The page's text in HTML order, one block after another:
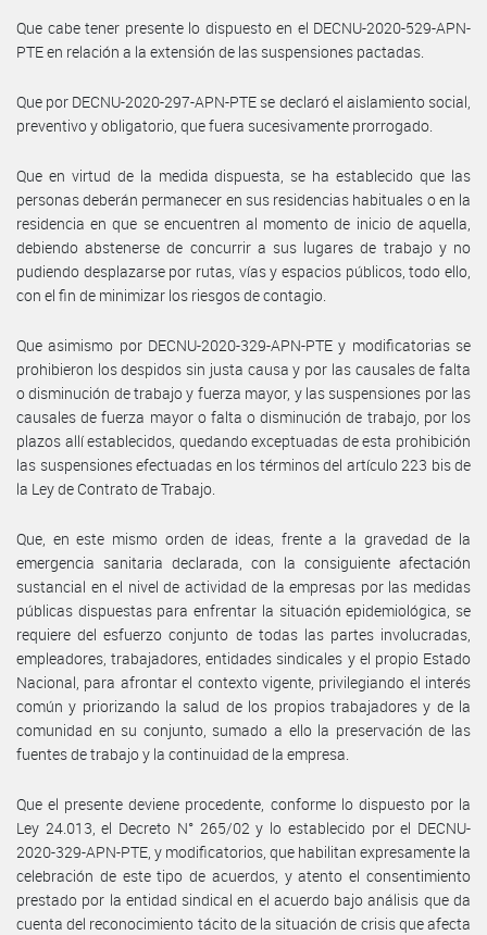
Que cabe tener presente lo dispuesto en el DECNU-2020-529-APN-
PTE en relación a la extensión de las suspensiones pactadas.
Que por DECNU-2020-297-APN-PTE se declaró el aislamiento social,
preventivo y obligatorio, que fuera sucesivamente prorrogado.
Que en virtud de la medida dispuesta, se ha establecido que las
personas deberán permanecer en sus residencias habituales o en la
residencia en que se encuentren al momento de inicio de aquella,
debiendo abstenerse de concurrir a sus lugares de trabajo y no
pudiendo desplazarse por rutas, vías y espacios públicos, todo ello,
con el fin de minimizar los riesgos de contagio.
Que asimismo por DECNU-2020-329-APN-PTE y modificatorias se
prohibieron los despidos sin justa causa y por las causales de falta
o disminución de trabajo y fuerza mayor, y las suspensiones por las
causales de fuerza mayor o falta o disminución de trabajo, por los
plazos allí establecidos, quedando exceptuadas de esta prohibición
las suspensiones efectuadas en los términos del artículo 223 bis de
la Ley de Contrato de Trabajo.
Que, en este mismo orden de ideas, frente a la gravedad de la
emergencia sanitaria declarada, con la consiguiente afectación
sustancial en el nivel de actividad de la empresas por las medidas
públicas dispuestas para enfrentar la situación epidemiológica, se
requiere del esfuerzo conjunto de todas las partes involucradas,
empleadores, trabajadores, entidades sindicales y el propio Estado
Nacional, para afrontar el contexto vigente, privilegiando el interés
común y priorizando la salud de los propios trabajadores y de la
comunidad en su conjunto, sumado a ello la preservación de las
fuentes de trabajo y la continuidad de la empresa.
Que el presente deviene procedente, conforme lo dispuesto por la
Ley 24.013, el Decreto N° 265/02 y lo establecido por el DECNU-
2020-329-APN-PTE, y modificatorios, que habilitan expresamente la
celebración de este tipo de acuerdos, y atento el consentimiento
prestado por la entidad sindical en el acuerdo bajo análisis que da
cuenta del reconocimiento tácito de la situación de crisis que afecta